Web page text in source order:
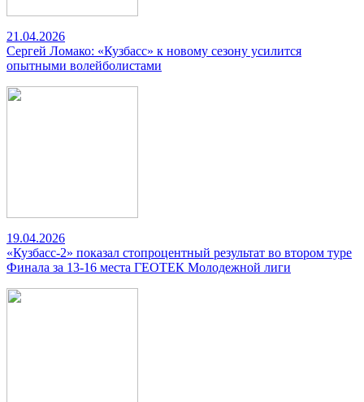
21.04.2026
Сергей Ломако: «Кузбасс» к новому сезону усилится
опытными волейболистами
19.04.2026
«Кузбасс-2» показал стопроцентный результат во втором туре
Финала за 13-16 места ГЕОТЕК Молодежной лиги